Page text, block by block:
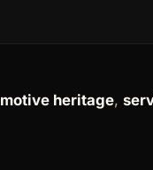
heritage,